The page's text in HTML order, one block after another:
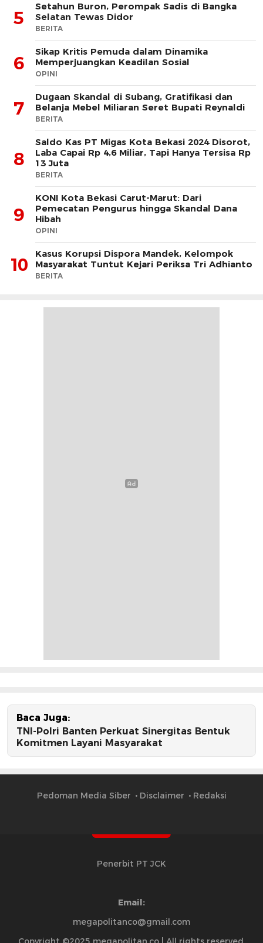
5
Setahun Buron, Perompak Sadis di Bangka
Selatan Tewas Didor
BERITA
6
Sikap Kritis Pemuda dalam Dinamika
Memperjuangkan Keadilan Sosial
OPINI
7
Dugaan Skandal di Subang, Gratifikasi dan
Belanja Mebel Miliaran Seret Bupati Reynaldi
BERITA
8
Saldo Kas PT Migas Kota Bekasi 2024 Disorot,
Laba Capai Rp 4,6 Miliar, Tapi Hanya Tersisa Rp
13 Juta
BERITA
9
KONI Kota Bekasi Carut-Marut: Dari
Pemecatan Pengurus hingga Skandal Dana
Hibah
OPINI
10
Kasus Korupsi Dispora Mandek, Kelompok
Masyarakat Tuntut Kejari Periksa Tri Adhianto
BERITA
Baca Juga:
TNI-Polri Banten Perkuat Sinergitas Bentuk
Komitmen Layani Masyarakat
Pedoman Media Siber Disclaimer Redaksi
Penerbit PT JCK
Email:
megapolitanco@gmail.com